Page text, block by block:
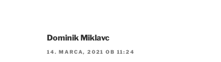
Dominik Miklavc
14. MARCA, 2021 OB 11:24